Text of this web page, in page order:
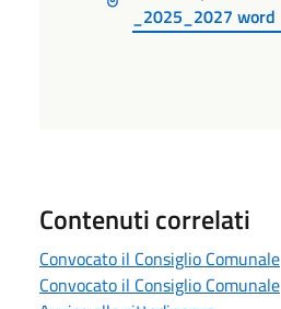
_2025_2027 word
Contenuti correlati
Convocato il Consiglio Comunale
Convocato il Consiglio Comunale